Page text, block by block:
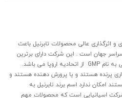
اثرگذاری عالی محصولات تابرنیل باعث
جهان است . این شرکت دارای برترین
نشان کیفیت تولید محصولات دارویی به نام GMP از اتحادیه اروپا می باشد.
پرنده هستند و یا پرورش دهنده هستند و
امکان ندارد اسم برند تابرنیل به
اسپانیایی است که محصولات مهم